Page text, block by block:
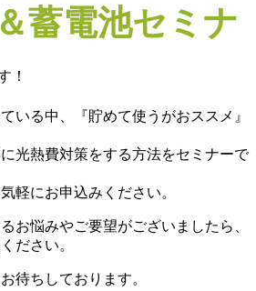
蓄電池セミナ
！
いる中、『貯めて使うがおススメ』
光熱費対策をする方法をセミナーで
軽にお申込みください。
お悩みやご要望がございましたら、
ださい。
待ちしております。